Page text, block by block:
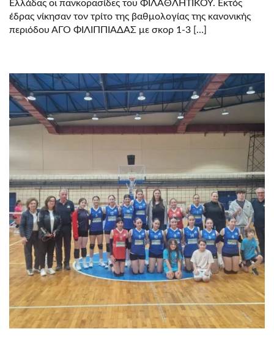
Ελλάδας οι πανκορασίδες του ΦΙΛΑΘΛΗΤΙΚΟΥ. Εκτός
έδρας νίκησαν τον τρίτο της βαθμολογίας της κανονικής
περιόδου ΑΓΟ ΦΙΛΙΠΠΙΑΔΑΣ με σκορ 1-3 […]